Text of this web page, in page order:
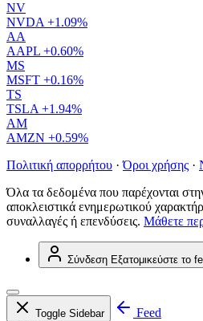
NV
NVDA +1.09%
AA
AAPL +0.60%
MS
MSFT +0.16%
TS
TSLA +1.94%
AM
AMZN +0.59%
Πολιτική απορρήτου · Όροι χρήσης ·
Όλα τα δεδομένα που παρέχονται
αποκλειστικά ενημερωτικού
συναλλαγές ή επενδύσεις. Μάθετε
Σύνδεση Εξατομικεύστε το
Toggle Sidebar
Feed